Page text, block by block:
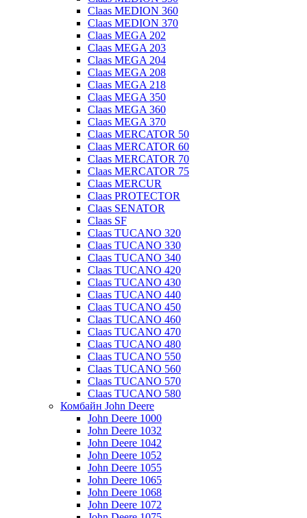
Claas MEDION 360
Claas MEDION 370
Claas MEGA 202
Claas MEGA 203
Claas MEGA 204
Claas MEGA 208
Claas MEGA 218
Claas MEGA 350
Claas MEGA 360
Claas MEGA 370
Claas MERCATOR 50
Claas MERCATOR 60
Claas MERCATOR 70
Claas MERCATOR 75
Claas MERCUR
Claas PROTECTOR
Claas SENATOR
Claas SF
Claas TUCANO 320
Claas TUCANO 330
Claas TUCANO 340
Claas TUCANO 420
Claas TUCANO 430
Claas TUCANO 440
Claas TUCANO 450
Claas TUCANO 460
Claas TUCANO 470
Claas TUCANO 480
Claas TUCANO 550
Claas TUCANO 560
Claas TUCANO 570
Claas TUCANO 580
Комбайн John Deere
John Deere 1000
John Deere 1032
John Deere 1042
John Deere 1052
John Deere 1055
John Deere 1065
John Deere 1068
John Deere 1072